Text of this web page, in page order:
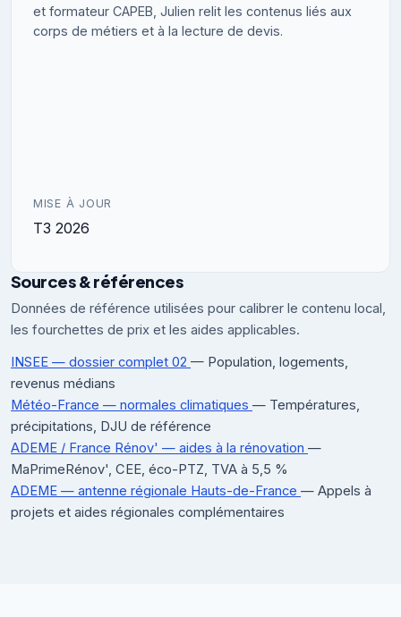
et formateur CAPEB, Julien relit les contenus liés aux
corps de métiers et à la lecture de devis.
MISE À JOUR
T3 2026
Sources & références
Données de référence utilisées pour calibrer le contenu local,
les fourchettes de prix et les aides applicables.
INSEE — dossier complet 02 — Population, logements,
revenus médians
Météo-France — normales climatiques — Températures,
précipitations, DJU de référence
ADEME / France Rénov' — aides à la rénovation —
MaPrimeRénov', CEE, éco-PTZ, TVA à 5,5 %
ADEME — antenne régionale Hauts-de-France — Appels à
projets et aides régionales complémentaires